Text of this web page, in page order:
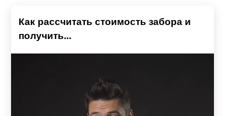
Как рассчитать стоимость забора и
получить...